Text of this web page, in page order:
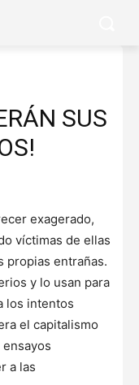
SUS
exagerado,
víctimas de ellas
propias entrañas.
y lo usan para
los intentos
el capitalismo
a las